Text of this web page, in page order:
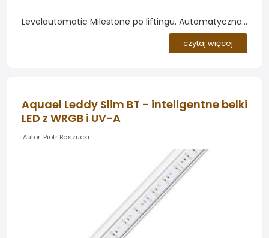
Levelautomatic Milestone po liftingu. Automatyczna
dolewka Levelautomatic Milestone marki Aqua Trend
przeszła odświeżenie. Producent zmienił panel
czytaj więcej
Aquael Leddy Slim BT - inteligentne belki
LED z WRGB i UV-A
Autor: Piotr Baszucki